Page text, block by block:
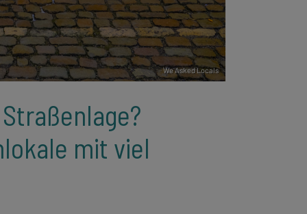
We Asked Locals
mit viel